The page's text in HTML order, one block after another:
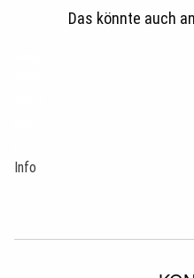
Das könnte auch
Info